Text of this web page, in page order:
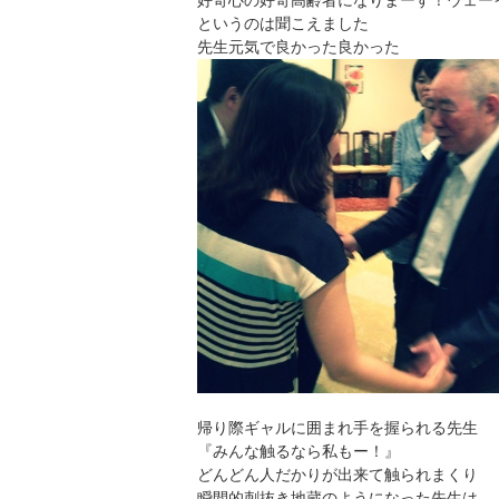
というのは聞こえました
先生元気で良かった良かった
帰り際ギャルに囲まれ手を握られる先生
『みんな触るなら私もー！』
どんどん人だかりが出来て触られまくり